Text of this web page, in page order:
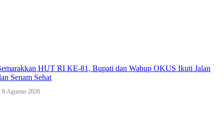
HUT RI KE-81, Bupati dan Wabup OKUS Ikuti Jalan
Senam Sehat
9 Agustus 2026